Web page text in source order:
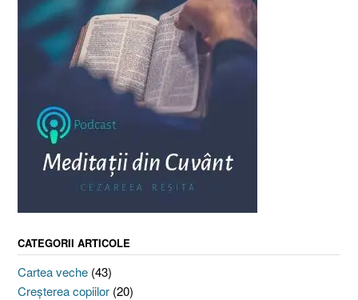
CATEGORII ARTICOLE
Cartea veche (43)
Creşterea copiilor (20)